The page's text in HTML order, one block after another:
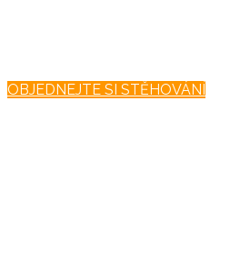
OBJEDNEJTE SI STĚHOVÁNÍ